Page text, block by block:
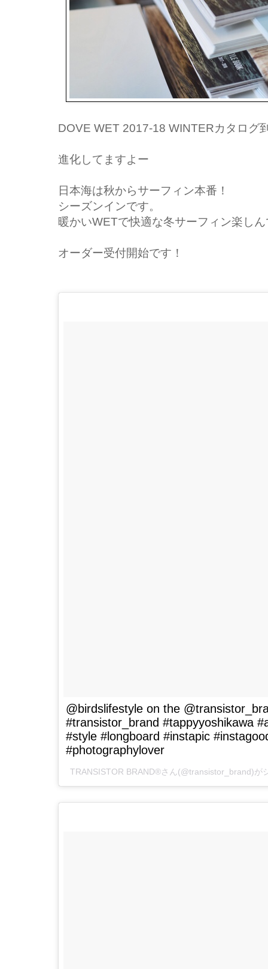
DOVE WET 2017-18 WINTERカタログ
進化してますよー
日本海は秋からサーフィン本番！
シーズンインです。
暖かいWETで快適な冬サーフィン楽し
オーダー受付開始です！
@birdslifestyle on the
#transistor_brand #tappyyoshikawa
#style #longboard #instapic
#photographylover
TRANSISTOR BRAND®️さん(@transistor_brand)が